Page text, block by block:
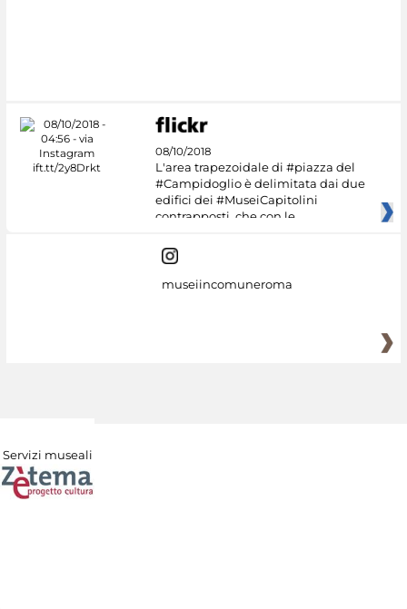
08/10/2018
L'area trapezoidale di #piazza del
#Campidoglio è delimitata dai due
edifici dei #MuseiCapitolini
contrapposti, che con le
museiincomuneroma
Servizi museali